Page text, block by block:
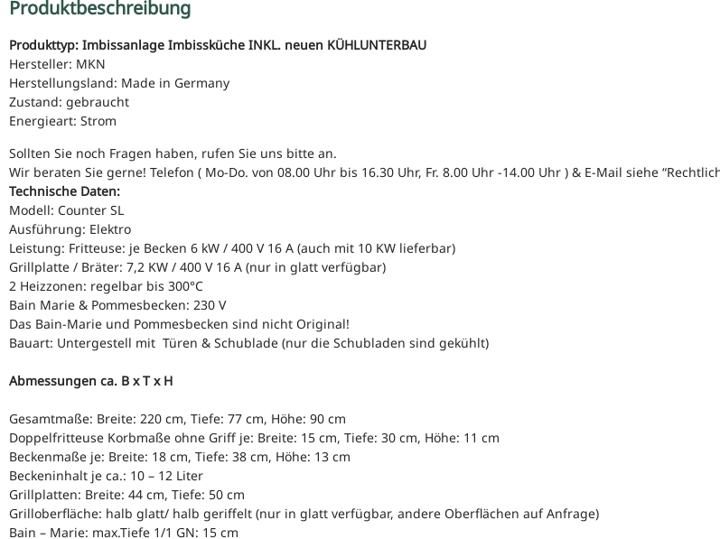
Produktbeschreibung
Produkttyp: Imbissanlage Imbissküche INKL. neuen KÜHLUNTERBAU
Hersteller: MKN
Herstellungsland: Made in Germany
Zustand: gebraucht
Energieart: Strom
Sollten Sie noch Fragen haben, rufen Sie uns bitte an.
Wir beraten Sie gerne! Telefon ( Mo-Do. von 08.00 Uhr bis 16.30 Uhr, Fr. 8.00 Uhr -14.00 Uhr ) & E-Mail siehe
Technische Daten:
Modell: Counter SL
Ausführung: Elektro
Leistung: Fritteuse: je Becken 6 kW / 400 V 16 A (auch mit 10 KW lieferbar)
Grillplatte / Bräter: 7,2 KW / 400 V 16 A (nur in glatt verfügbar)
2 Heizzonen: regelbar bis 300°C
Bain Marie & Pommesbecken: 230 V
Das Bain-Marie und Pommesbecken sind nicht Original!
Bauart: Untergestell mit Türen & Schublade (nur die Schubladen sind gekühlt)
Abmessungen ca. B x T x H
Gesamtmaße: Breite: 220 cm, Tiefe: 77 cm, Höhe: 90 cm
Doppelfritteuse Korbmaße ohne Griff je: Breite: 15 cm, Tiefe: 30 cm, Höhe: 11 cm
Beckenmaße je: Breite: 18 cm, Tiefe: 38 cm, Höhe: 13 cm
Beckeninhalt je ca.: 10 – 12 Liter
Grillplatten: Breite: 44 cm, Tiefe: 50 cm
Grilloberfläche: halb glatt/ halb geriffelt (nur in glatt verfügbar, andere Oberflächen auf Anfrage)
Bain – Marie: max.Tiefe 1/1 GN: 15 cm